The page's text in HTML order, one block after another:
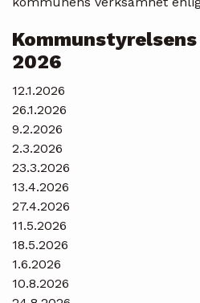
2026
12.1.2026
26.1.2026
9.2.2026
2.3.2026
23.3.2026
13.4.2026
27.4.2026
11.5.2026
18.5.2026
1.6.2026
10.8.2026